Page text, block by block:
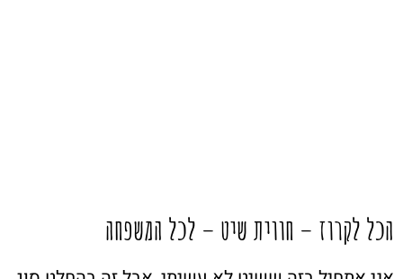
הכל לקרוז – חווית שיט – לכל המשפחה